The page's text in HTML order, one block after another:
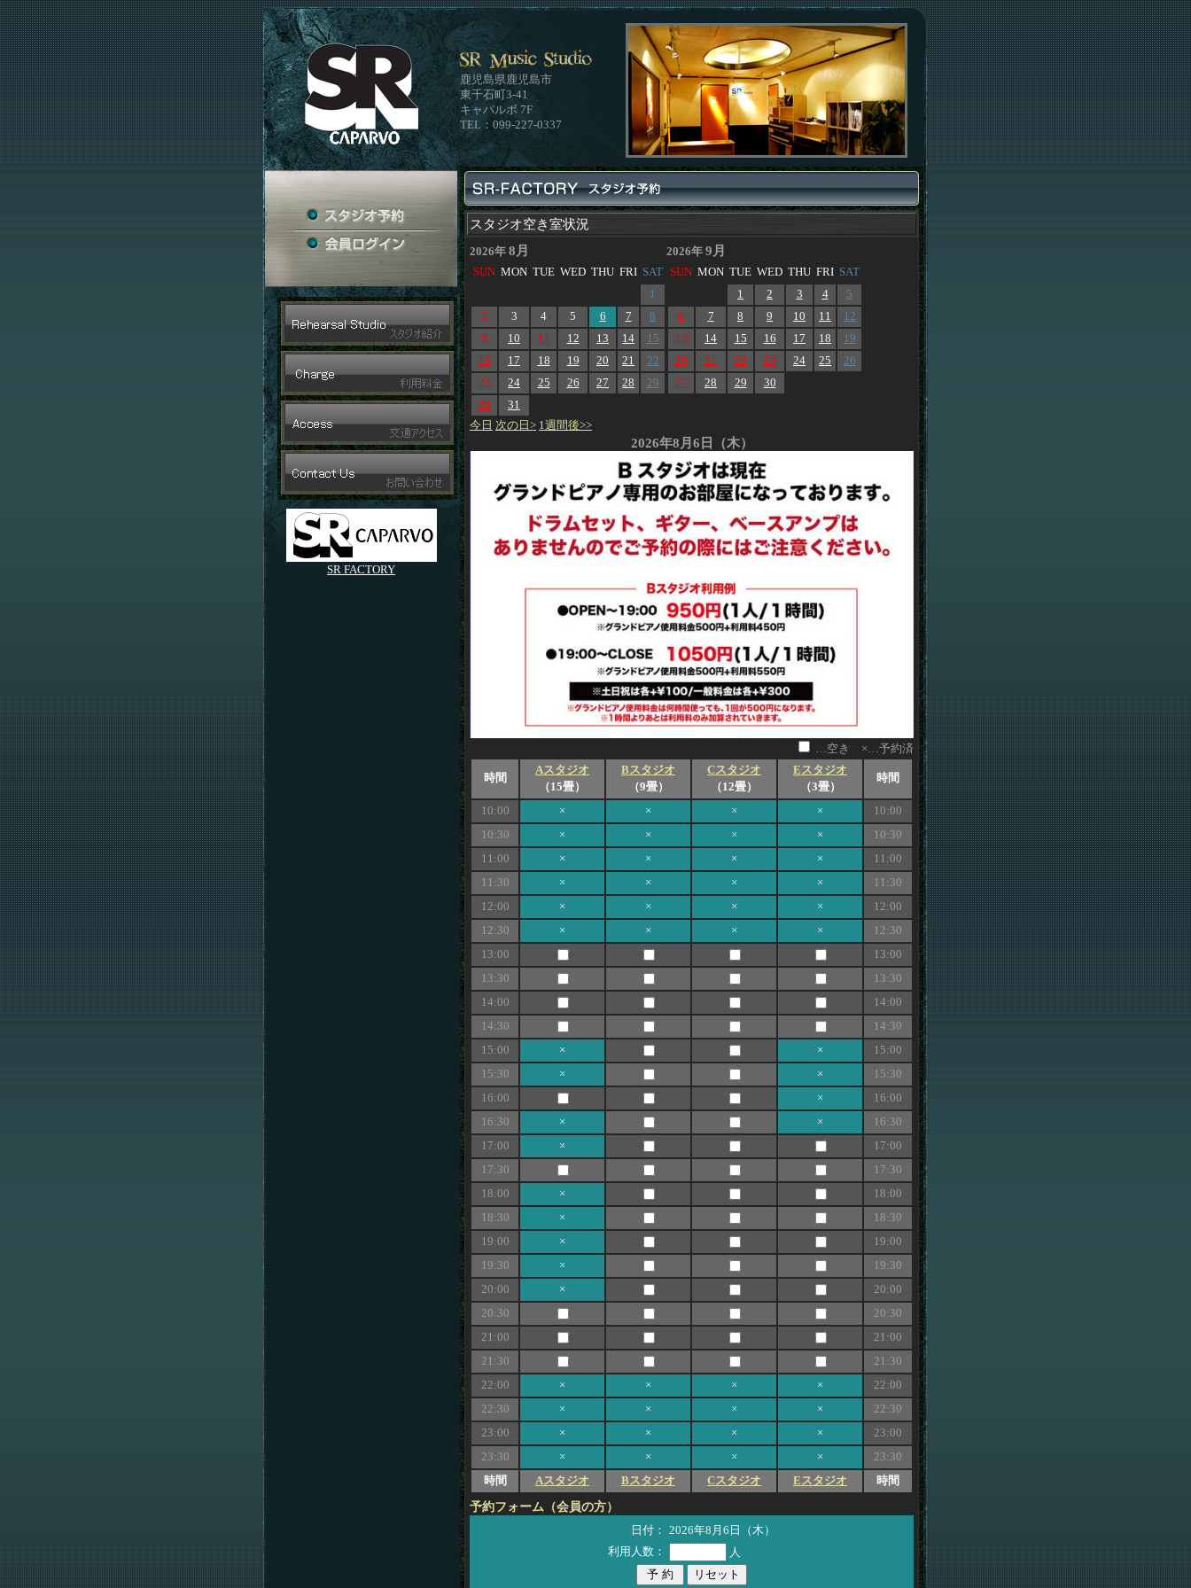
SR FACTORY
鹿児島県鹿児島市
東千石町3-41
キャパルボ 7F
TEL：099-227-0337
スタジオ空き室状況
2026年 8月
SUN MON TUE WED THU FRI SAT
1
2
3 4 5 6 7
8
9
10 11 12 13 14
15
16
17 18 19 20 21
22
23
24 25 26 27 28
29
30
31
2026年 9月
SUN MON TUE WED THU FRI SAT
1
2 3 4
5
6
7 8 9 10 11
12
13
14 15 16 17 18
19
20
21 22 23 24 25
26
27
28 29 30
今日 次の日> 1週間後>>
2026年8月6日（木）
…空き ×…予約済
時間
Aスタジオ
（15畳）
Bスタジオ
（9畳）
Cスタジオ
（12畳）
Eスタジオ
（3畳）
時間
10:00 × × × ×
10:00
10:30
× × × ×
10:30
11:00
× × × ×
11:00
11:30
× × × ×
11:30
12:00
× × × ×
12:00
12:30
× × × ×
12:30
13:00
13:00
13:30
13:30
14:00
14:00
14:30
14:30
15:00
× ×
15:00
15:30
× ×
15:30
16:00
×
16:00
16:30
× ×
16:30
17:00
×
17:00
17:30
17:30
18:00
×
18:00
18:30
×
18:30
19:00
×
19:00
19:30
×
19:30
20:00
×
20:00
20:30
20:30
21:00
21:00
21:30
21:30
22:00
× × × ×
22:00
22:30
× × × ×
22:30
23:00
× × × ×
23:00
23:30
× × × ×
23:30
時間
Aスタジオ Bスタジオ Cスタジオ Eスタジオ 時間
予約フォーム（会員の方）
日付：
2026年8月6日（木）
利用人数：
人